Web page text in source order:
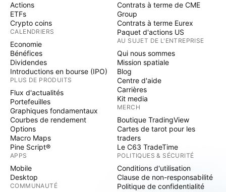
Actions
ETFs
Crypto coins
CALENDRIERS
Economie
Bénéfices
Dividendes
Introductions en bourse (IPO)
PLUS DE PRODUITS
Flux d'actualités
Portefeuilles
Graphiques fondamentaux
Courbes de rendement
Options
Macro Maps
Pine Script®
APPS
Mobile
Desktop
COMMUNAUTÉ
Contrats à terme de CME
Group
Contrats à terme Eurex
Paquet d'actions US
AU SUJET DE L'ENTREPRISE
Qui nous sommes
Mission spatiale
Blog
Centre d'aide
Carrières
Kit media
MERCH
Boutique TradingView
Cartes de tarot pour les
traders
Le C63 TradeTime
POLITIQUES & SÉCURITÉ
Conditions d'utilisation
Clause de non-responsabilité
Politique de confidentialité